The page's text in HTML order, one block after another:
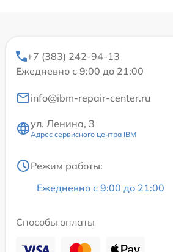
+7 (383) 242-94-13
Ежедневно с 9:00 до 21:00
info@ibm-repair-center.ru
ул. Ленина, 3
Адрес сервисного центра IBM
Режим работы:
Ежедневно с 9:00 до 21:00
Способы оплаты